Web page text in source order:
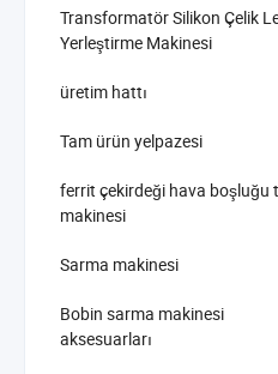
Transformatör Silikon Çelik
Yerleştirme Makinesi
üretim hattı
Tam ürün yelpazesi
ferrit çekirdeği hava boşluğu
makinesi
Sarma makinesi
Bobin sarma makinesi
aksesuarları